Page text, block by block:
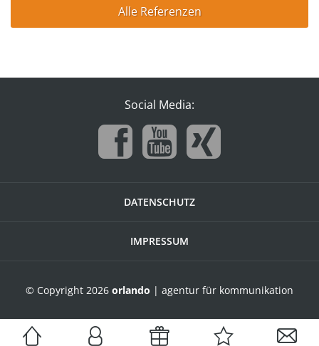
Alle Referenzen
Social Media:
DATENSCHUTZ
IMPRESSUM
© Copyright 2026 orlando | agentur für kommunikation